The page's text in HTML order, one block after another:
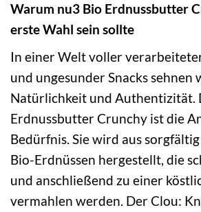
Warum nu3 Bio Erdnussbutter
erste Wahl sein sollte
In einer Welt voller
und ungesunder Snacks sehnen
Natürlichkeit und Authentizität.
Erdnussbutter Crunchy ist die
Bedürfnis. Sie wird aus
Bio-Erdnüssen hergestellt, die
und anschließend zu einer
vermahlen werden. Der Clou: